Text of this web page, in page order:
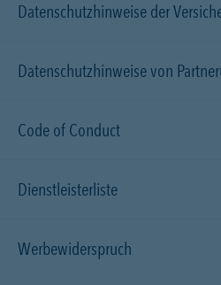
Datenschutzhinweise der
Datenschutzhinweise von
Code of Conduct
Dienstleisterliste
Werbewiderspruch